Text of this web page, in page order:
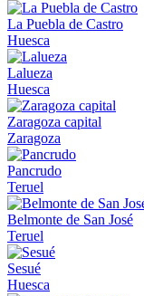
La Puebla de Castro
Huesca
Lalueza
Huesca
Zaragoza capital
Zaragoza
Pancrudo
Teruel
Belmonte de San José
Teruel
Sesué
Huesca